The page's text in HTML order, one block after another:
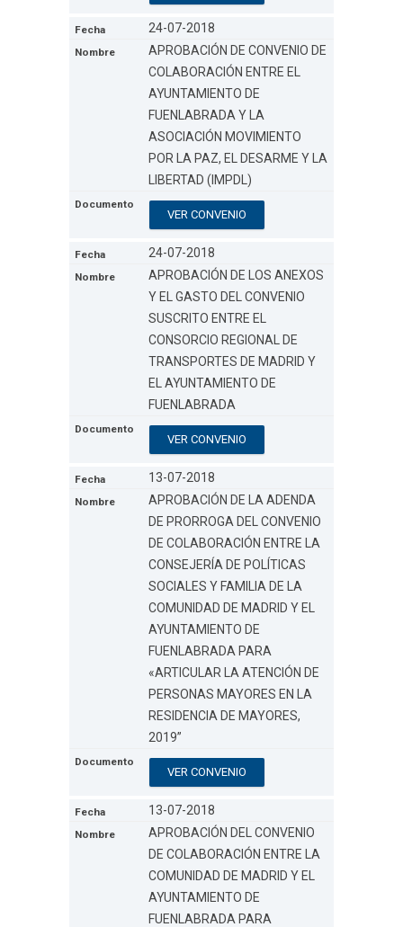
24-07-2018
APROBACIÓN DE CONVENIO DE
COLABORACIÓN ENTRE EL
AYUNTAMIENTO DE
FUENLABRADA Y LA
ASOCIACIÓN MOVIMIENTO
POR LA PAZ, EL DESARME Y LA
LIBERTAD (IMPDL)
VER CONVENIO
24-07-2018
APROBACIÓN DE LOS ANEXOS
Y EL GASTO DEL CONVENIO
SUSCRITO ENTRE EL
CONSORCIO REGIONAL DE
TRANSPORTES DE MADRID Y
EL AYUNTAMIENTO DE
FUENLABRADA
VER CONVENIO
13-07-2018
APROBACIÓN DE LA ADENDA
DE PRORROGA DEL CONVENIO
DE COLABORACIÓN ENTRE LA
CONSEJERÍA DE POLÍTICAS
SOCIALES Y FAMILIA DE LA
COMUNIDAD DE MADRID Y EL
AYUNTAMIENTO DE
FUENLABRADA PARA
«ARTICULAR LA ATENCIÓN DE
PERSONAS MAYORES EN LA
RESIDENCIA DE MAYORES,
2019”
VER CONVENIO
13-07-2018
APROBACIÓN DEL CONVENIO
DE COLABORACIÓN ENTRE LA
COMUNIDAD DE MADRID Y EL
AYUNTAMIENTO DE
FUENLABRADA PARA